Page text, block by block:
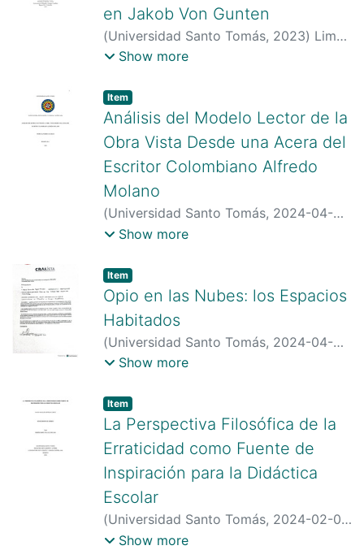
en Jakob Von Gunten
(Universidad Santo Tomás, 2023) Lima
Castro, Juan Sebastián
https://scienti.minciencias.gov.co/cvlac/
visualizador/generarCurriculoCv.do?
cod_rh=0002159673
Show more
Item type:
Item,
Análisis del Modelo Lector de la
Obra Vista Desde una Acera del
Escritor Colombiano Alfredo
Molano
(Universidad Santo Tomás, 2024-04-
09 )Forero Guzmán, Patricia
Santo Tomás
https://scienti.minciencias.gov.co/cvlac/
visualizador/generarCurriculoCv.do?
cod_rh=0000257338
https://scholar.google.com/citations?
hl=es&user=wJCXaBgAAAAJ
7857
Show more
Item type:
Item,
Opio en las Nubes: los Espacios
Habitados
(Universidad Santo Tomás, 2024-04-
09 )Rojas Morales, María Fernanda
Universidad Santo Tomás
https://scienti.minciencias.gov.co/cvlac/
visualizador/generarCurriculoCv.do?
cod_rh=0000378607
https://scholar.google.com/citations?
hl=es&user=v-Ep_mEAAAAJ
https://orcid.org/0000-0003-3096-
9560
Show more
Item type:
Item,
La Perspectiva Filosófica de la
Erraticidad como Fuente de
Inspiración para la Didáctica
Escolar
(Universidad Santo Tomás, 2024-02-01)
Ortega López, David Nicolás
Show more